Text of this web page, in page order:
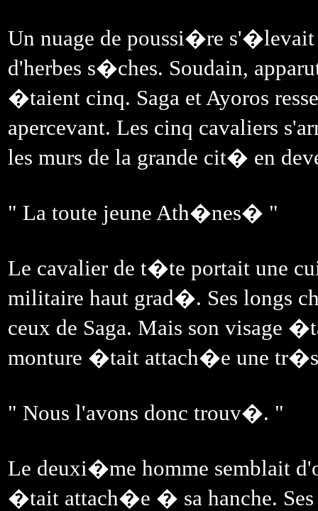
Un nuage de poussi�re
d'herbes s�ches. Soudain,
�taient cinq. Saga et Ayoros
apercevant. Les cinq cavaliers
les murs de la grande cit� en
" La toute jeune Ath�nes� "
Le cavalier de t�te portait une
militaire haut grad�. Ses longs
ceux de Saga. Mais son visage
monture �tait attach�e une
" Nous l'avons donc trouv�. "
Le deuxi�me homme semblait
�tait attach�e � sa hanche. Ses